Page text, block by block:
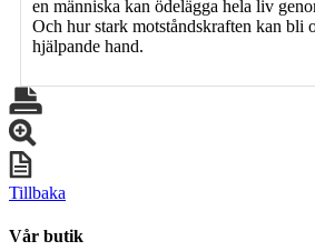
en människa kan ödelägga hela liv
Och hur stark motståndskraften kan bli
hjälpande hand.
Tillbaka
Vår butik